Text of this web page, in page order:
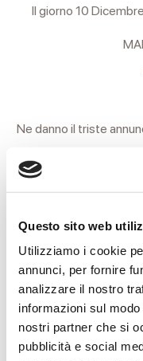
Questo sito web
Utilizziamo i cookie
annunci, per fornire
analizzare il nostro
informazioni sul
nostri partner che si
pubblicità e social
Il giorno 10
Ne danno il triste
Reggio